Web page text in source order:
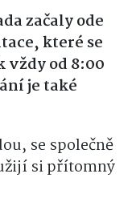
začaly ode
které se
vždy od 8:00
je také
se společně
si přítomný